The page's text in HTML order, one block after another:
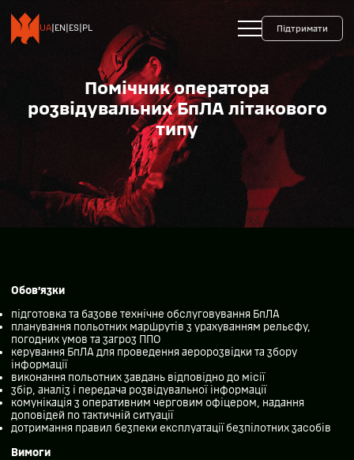
UA EN ES PL Підтримати
Помічник оператора
розвідувальних БпЛА літакового
типу
Обов’язки
підготовка та базове технічне обслуговування БпЛА
планування польотних маршрутів з урахуванням рельєфу,
погодних умов та загроз ППО
керування БпЛА для проведення аеророзвідки та збору
інформації
виконання польотних завдань відповідно до місії
збір, аналіз і передача розвідувальної інформації
комунікація з оперативним черговим офіцером, надання
доповідей по тактичній ситуації
дотримання правил безпеки експлуатації безпілотних засобів
Вимоги